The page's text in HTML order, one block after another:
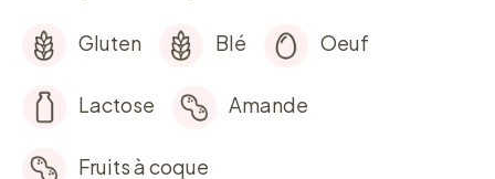
Gluten Blé Oeuf
Lactose Amande
Fruits à coque